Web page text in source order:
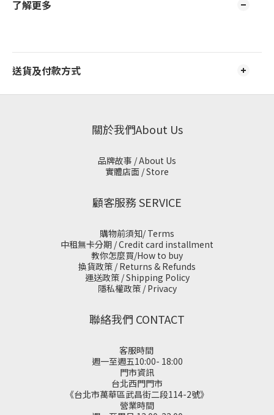
了解更多
送貨及付款方式
關於我們About Us
品牌故事 / About Us
實體店面 / Store
顧客服務 SERVICE
購物前須知/ Terms
中租無卡分期 / Credit card installment
教你怎麼買/How to buy
換貨政策 / Returns & Refunds
運送政策 / Shipping Policy
隱私權政策 / Privacy
聯絡我們 CONTACT
客服時間
週一至週五10:00- 18:00
門市資訊
台北西門門市
《台北市萬華區武昌街二段114-2號》
營業時間